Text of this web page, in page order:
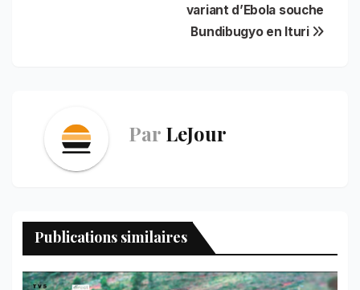
variant d’Ebola souche
Bundibugyo en Ituri
Par LeJour
Publications similaires